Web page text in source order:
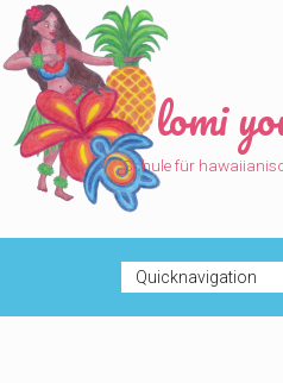
lomi
Schule für